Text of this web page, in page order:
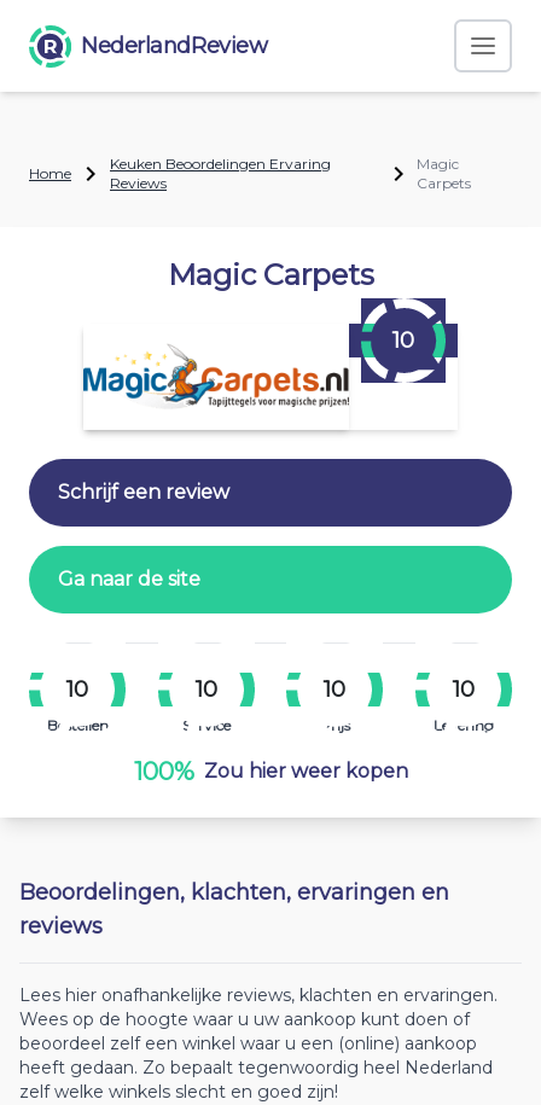
NederlandReview
Home
Keuken Beoordelingen Ervaring
Reviews
Magic
Carpets
Magic Carpets
10
Schrijf een review
Ga naar de site
10
Bestellen
10
Service
10
Prijs
10
Levering
100% Zou hier weer kopen
Beoordelingen, klachten, ervaringen en
reviews
Lees hier onafhankelijke reviews, klachten en ervaringen.
Wees op de hoogte waar u uw aankoop kunt doen of
beoordeel zelf een winkel waar u een (online) aankoop
heeft gedaan. Zo bepaalt tegenwoordig heel Nederland
zelf welke winkels slecht en goed zijn!